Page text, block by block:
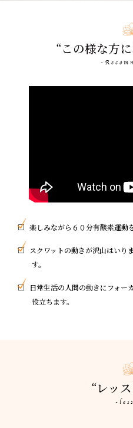
“この様な方
-
楽しみながら６０分有酸素運動
スクワットの動きが沢山はいり
す。
日常生活の人間の動きにフォー
役立ちます。
“レッ
-